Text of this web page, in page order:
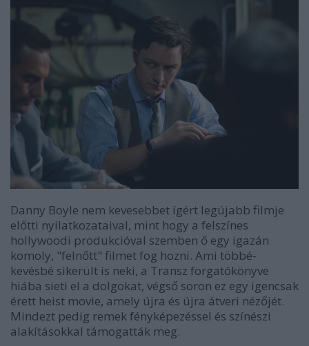
Danny Boyle nem kevesebbet ígért legújabb filmje
előtti nyilatkozataival, mint hogy a felszínes
hollywoodi produkcióval szemben ő egy igazán
komoly, "felnőtt" filmet fog hozni. Ami többé-
kevésbé sikerült is neki, a Transz forgatókönyve
hiába sieti el a dolgokat, végső soron ez egy igencsak
érett heist movie, amely újra és újra átveri nézőjét.
Mindezt pedig remek fényképezéssel és színészi
alakításokkal támogatták meg.